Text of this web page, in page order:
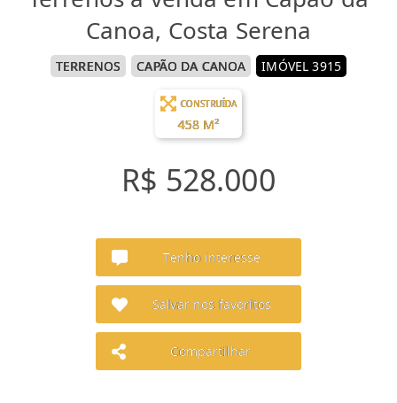
Canoa, Costa Serena
TERRENOS CAPÃO DA CANOA IMÓVEL 3915
CONSTRUÍDA
458 M²
R$ 528.000
Tenho interesse
Salvar nos favoritos
Compartilhar